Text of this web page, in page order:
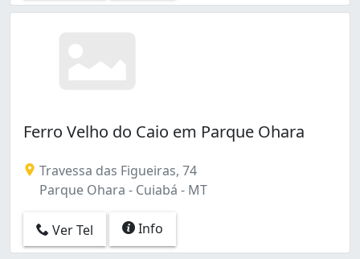
Ferro Velho do Caio em Parque Ohara
Travessa das Figueiras, 74
Parque Ohara - Cuiabá - MT
Ver Tel Info